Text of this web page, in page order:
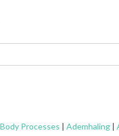
Processes | Ademhaling |